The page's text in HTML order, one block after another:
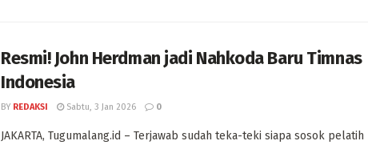
Resmi! John Herdman jadi Nahkoda Baru Timnas
Indonesia
BY REDAKSI Sabtu, 3 Jan 2026 0
JAKARTA, Tugumalang.id – Terjawab sudah teka-teki siapa sosok pelatih